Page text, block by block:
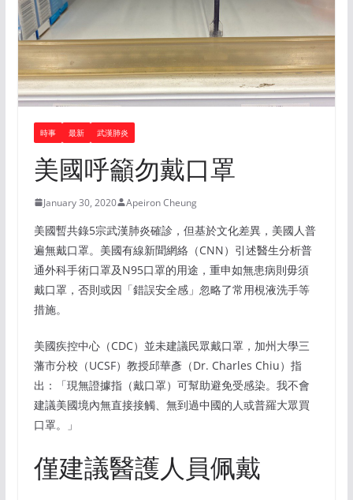
時事 最新 武漢肺炎
美國呼籲勿戴口罩
January 30, 2020 Apeiron Cheung
美國暫共錄5宗武漢肺炎確診，但基於文化差異，美國人普
遍無戴口罩。美國有線新聞網絡（CNN）引述醫生分析普
通外科手術口罩及N95口罩的用途，重申如無患病則毋須
戴口罩，否則或因「錯誤安全感」忽略了常用梘液洗手等
措施。
美國疾控中心（CDC）並未建議民眾戴口罩，加州大學三
藩市分校（UCSF）教授邱華彥（Dr. Charles Chiu）指
出：「現無證據指（戴口罩）可幫助避免受感染。我不會
建議美國境內無直接接觸、無到過中國的人或普羅大眾買
口罩。」
僅建議醫護人員佩戴